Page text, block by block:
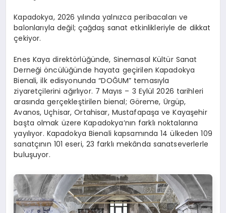
Kapadokya, 2026 yılında yalnızca peribacaları ve
balonlarıyla değil; çağdaş sanat etkinlikleriyle de dikkat
çekiyor.
Enes Kaya direktörlüğünde, Sinemasal Kültür Sanat
Derneği öncülüğünde hayata geçirilen Kapadokya
Bienali, ilk edisyonunda “DOĞUM” temasıyla
ziyaretçilerini ağırlıyor. 7 Mayıs – 3 Eylül 2026 tarihleri
arasında gerçekleştirilen bienal; Göreme, Ürgüp,
Avanos, Uçhisar, Ortahisar, Mustafapaşa ve Kayaşehir
başta olmak üzere Kapadokya’nın farklı noktalarına
yayılıyor. Kapadokya Bienali kapsamında 14 ülkeden 109
sanatçının 101 eseri, 23 farklı mekânda sanatseverlerle
buluşuyor.